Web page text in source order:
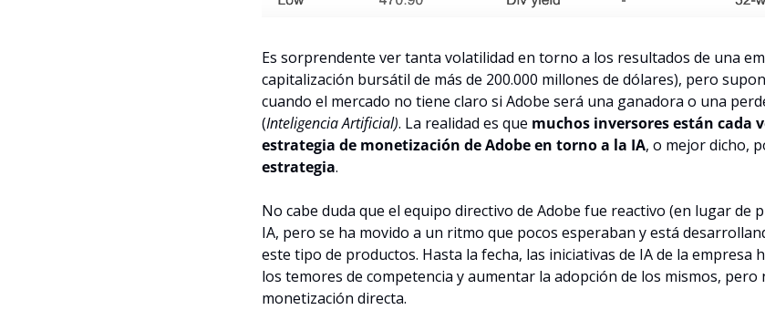
Es sorprendente ver tanta volatilidad en torno a los resultados de una
capitalización bursátil de más de 200.000 millones de dólares), pero
cuando el mercado no tiene claro si Adobe será una ganadora o una
(Inteligencia Artificial). La realidad es que muchos inversores están cada
estrategia de monetización de Adobe en torno a la IA, o mejor dicho,
estrategia.
No cabe duda que el equipo directivo de Adobe fue reactivo (en lugar de
IA, pero se ha movido a un ritmo que pocos esperaban y está
este tipo de productos. Hasta la fecha, las iniciativas de IA de la empresa
los temores de competencia y aumentar la adopción de los mismos,
monetización directa.